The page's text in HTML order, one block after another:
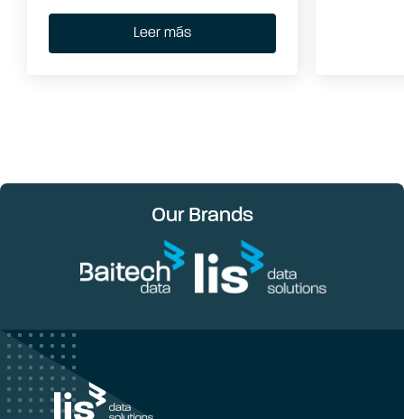
Leer más
Our Brands